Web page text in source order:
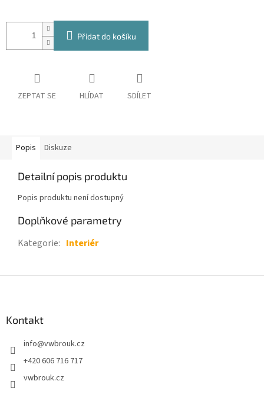
Přidat do košíku
ZEPTAT SE HLÍDAT SDÍLET
Popis Diskuze
Detailní popis produktu
Popis produktu není dostupný
Doplňkové parametry
Kategorie: Interiér
Kontakt
info@vwbrouk.cz
+420 606 716 717
vwbrouk.cz